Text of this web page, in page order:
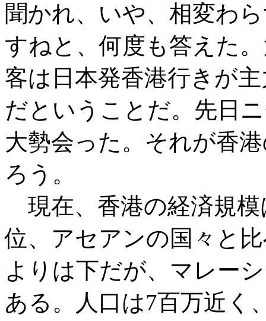
聞かれ、いや、相変わ
すねと、何度も答えた
客は日本発香港行きが
だということだ。先日
大勢会った。それが香
ろう。
現在、香港の経済規模
位、アセアンの国々と
よりは下だが、マレー
ある。人口は7百万近く